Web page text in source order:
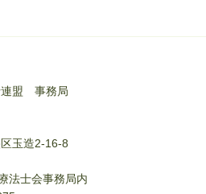
連盟 事務局
玉造2-16-8
法士会事務局内